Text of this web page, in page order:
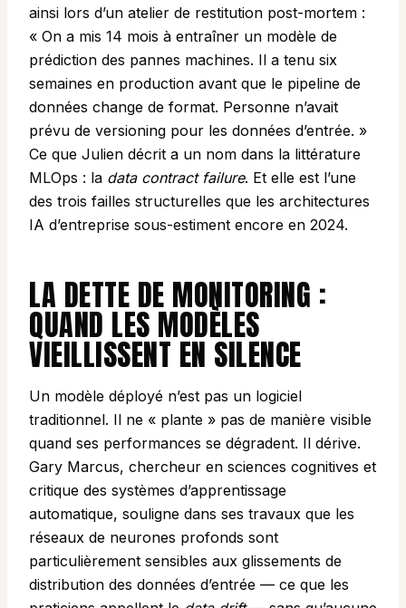
ainsi lors d’un atelier de restitution post-mortem :
« On a mis 14 mois à entraîner un modèle de
prédiction des pannes machines. Il a tenu six
semaines en production avant que le pipeline de
données change de format. Personne n’avait
prévu de versioning pour les données d’entrée. »
Ce que Julien décrit a un nom dans la littérature
MLOps : la data contract failure. Et elle est l’une
des trois failles structurelles que les architectures
IA d’entreprise sous-estiment encore en 2024.
LA DETTE DE MONITORING :
QUAND LES MODÈLES
VIEILLISSENT EN SILENCE
Un modèle déployé n’est pas un logiciel
traditionnel. Il ne « plante » pas de manière visible
quand ses performances se dégradent. Il dérive.
Gary Marcus, chercheur en sciences cognitives et
critique des systèmes d’apprentissage
automatique, souligne dans ses travaux que les
réseaux de neurones profonds sont
particulièrement sensibles aux glissements de
distribution des données d’entrée — ce que les